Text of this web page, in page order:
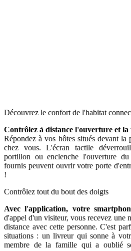
Découvrez le confort de l'habitat
Contrôlez à distance l'ouverture et
Répondez à vos hôtes situés devant
chez vous. L'écran tactile
portillon ou enclenche l'ouverture
fournis peuvent ouvrir votre porte
!
Contrôlez tout du bout des doigts
Avec l'application, votre
d'appel d'un visiteur, vous recevez une
distance avec cette personne. C'est
situations : un livreur qui sonne à
membre de la famille qui a oublié